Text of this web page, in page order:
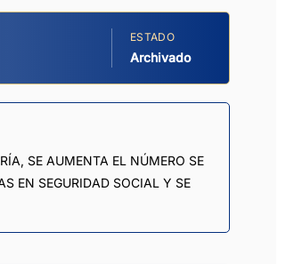
ESTADO
Archivado
SE AUMENTA EL NÚMERO SE
EN SEGURIDAD SOCIAL Y SE